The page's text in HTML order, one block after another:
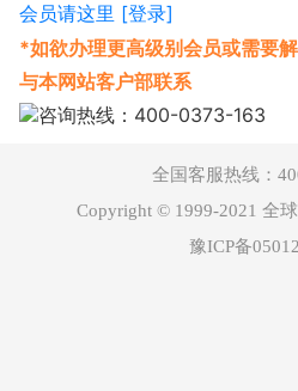
会员请这里 [登录]
*如欲办理更高级别会员或需要
与本网站客户部联系
咨询热线：400-0373-163
全国客服热线：
Copyright © 1999-2021 全
豫ICP备